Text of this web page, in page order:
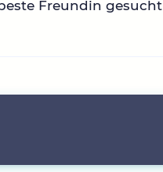
Freundin gesucht